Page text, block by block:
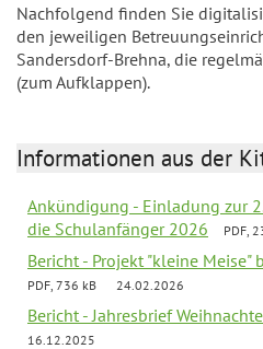
Nachfolgend finden Sie
den jeweiligen
Sandersdorf-Brehna, die
(zum Aufklappen).
Informationen aus der
Ankündigung - Einladung zur
die Schulanfänger 2026
PDF,
Bericht - Projekt "kleine Meise"
PDF, 736 kB 24.02.2026
Bericht - Jahresbrief
16.12.2025